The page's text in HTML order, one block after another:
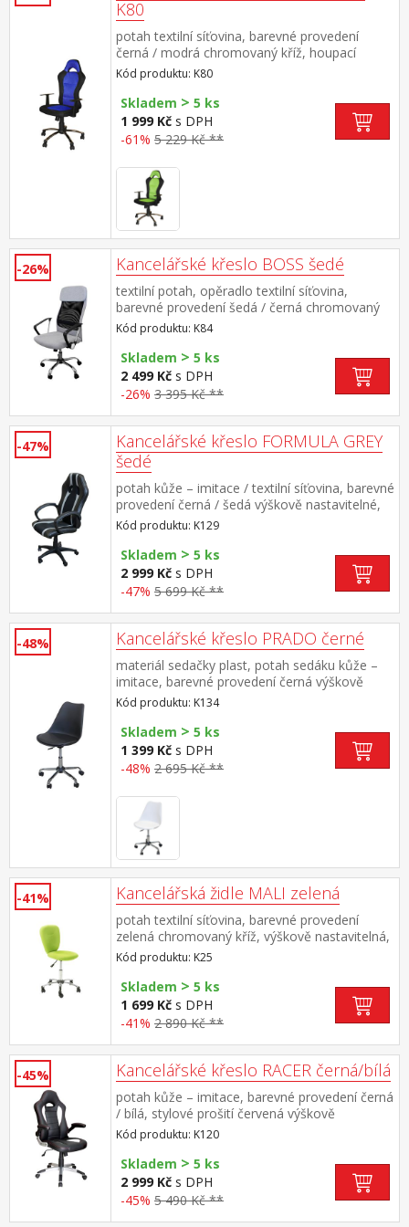
K80
potah textilní síťovina, barevné provedení
černá / modrá chromovaný kříž, houpací
mechanismus výškově nastavitelné, výška
sedu 45-55 cm, výška opěradla 73 cm
doporučená nosnost do 120 kg
Kód produktu: K80
Skladem > 5 ks
1 999 Kč s DPH
-61% 5 229 Kč **
-26% Kancelářské křeslo BOSS šedé
textilní potah, opěradlo textilní síťovina,
barevné provedení šedá / černá chromovaný
kříž, houpací mechanizmus výškově
nastavitelné, výška sedu 44-52 cm
Kód produktu: K84
Skladem > 5 ks
2 499 Kč s DPH
-26% 3 395 Kč **
-47%
Kancelářské křeslo FORMULA GREY
šedé
potah kůže – imitace / textilní síťovina, barevné
provedení černá / šedá výškově nastavitelné,
houpací mechanismus výška sedu 42-52 cm,
šířka sedu 50 cm
Kód produktu: K129
Skladem > 5 ks
2 999 Kč s DPH
-47% 5 699 Kč **
-48% Kancelářské křeslo PRADO černé
materiál sedačky plast, potah sedáku kůže –
imitace, barevné provedení černá výškově
nastavitelné, výška sedu 46-55 cm kovový
pochromovaný kříž
Kód produktu: K134
Skladem > 5 ks
1 399 Kč s DPH
-48% 2 695 Kč **
-41% Kancelářská židle MALI zelená
potah textilní síťovina, barevné provedení
zelená chromovaný kříž, výškově nastavitelná,
výška sedu 44-54 cm
Kód produktu: K25
Skladem > 5 ks
1 699 Kč s DPH
-41% 2 890 Kč **
-45% Kancelářské křeslo RACER černá/bílá
potah kůže – imitace, barevné provedení černá
/ bílá, stylové prošití červená výškově
nastavitelné, nastavitelné područky, houpací
mechanismus, kříž ve stříbrné barvě výška
sedu 44-54 cm
Kód produktu: K120
Skladem > 5 ks
2 999 Kč s DPH
-45% 5 490 Kč **